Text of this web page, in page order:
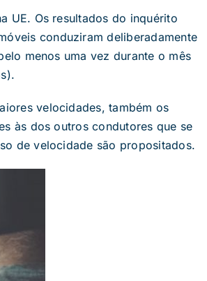
UE. Os resultados do inquérito
conduziram deliberadamente
menos uma vez durante o mês
velocidades, também os
às dos outros condutores que se
de velocidade são propositados.